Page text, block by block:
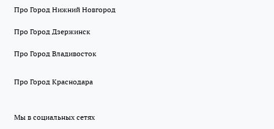
Про Город Нижний Новгород
Про Город Дзержинск
Про Город Владивосток
Про Город Краснодара
Мы в социальных сетях